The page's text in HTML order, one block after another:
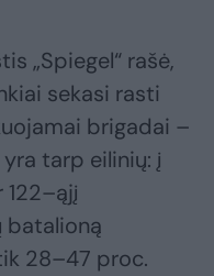
„Spiegel“ rašė,
sekasi rasti
brigadai –
tarp eilinių: į
batalioną
28–47 proc.